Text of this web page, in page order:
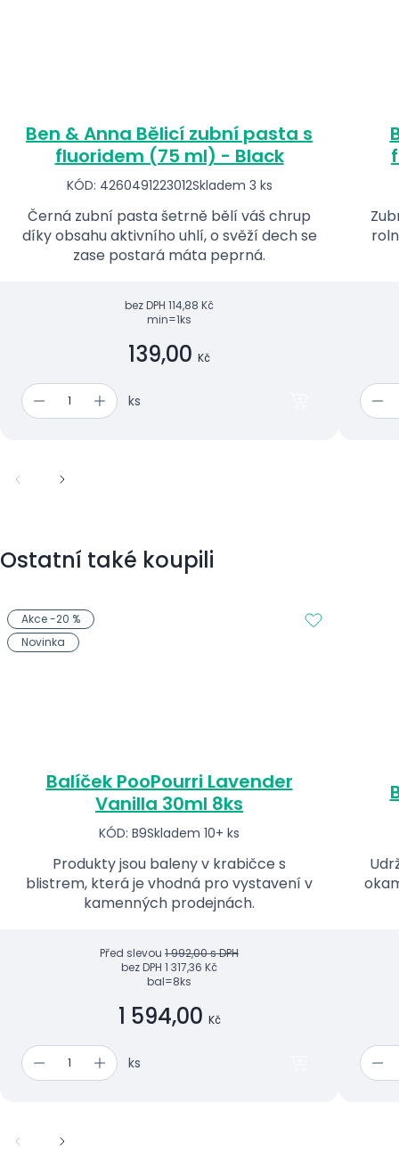
Ben & Anna Bělicí zubní pasta s
fluoridem (75 ml) - Black
KÓD: 4260491223012Skladem 3 ks
Černá zubní pasta šetrně bělí váš chrup
díky obsahu aktivního uhlí, o svěží dech se
zase postará máta peprná.
bez DPH 114,88 Kč
min=1ks
139,00 Kč
ks
Ostatní také koupili
Balíček PooPourri Lavender
Vanilla 30ml 8ks
KÓD: B9Skladem 10+ ks
Produkty jsou baleny v krabičce s
blistrem, která je vhodná pro vystavení v
kamenných prodejnách.
Před slevou 1 992,00 s DPH
bez DPH 1 317,36 Kč
bal=8ks
1 594,00 Kč
ks
Akce -20 %
Novinka